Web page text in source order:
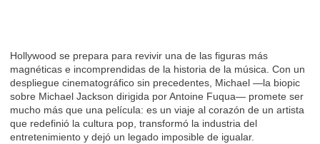
Hollywood se prepara para revivir una de las figuras más
magnéticas e incomprendidas de la historia de la música. Con un
despliegue cinematográfico sin precedentes, Michael —la biopic
sobre Michael Jackson dirigida por Antoine Fuqua— promete ser
mucho más que una película: es un viaje al corazón de un artista
que redefinió la cultura pop, transformó la industria del
entretenimiento y dejó un legado imposible de igualar.